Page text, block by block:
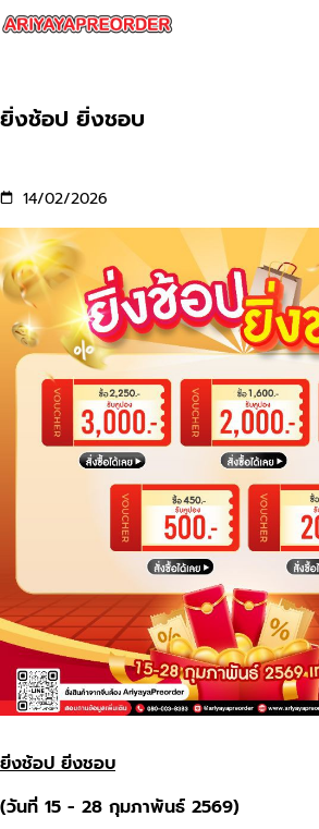
ยิ่งช้อป ยิ่งชอบ
14/02/2026
ยิ่งช้อป ยิ่งชอบ
(วันที่ 15 - 28 กุมภาพันธ์ 2569)